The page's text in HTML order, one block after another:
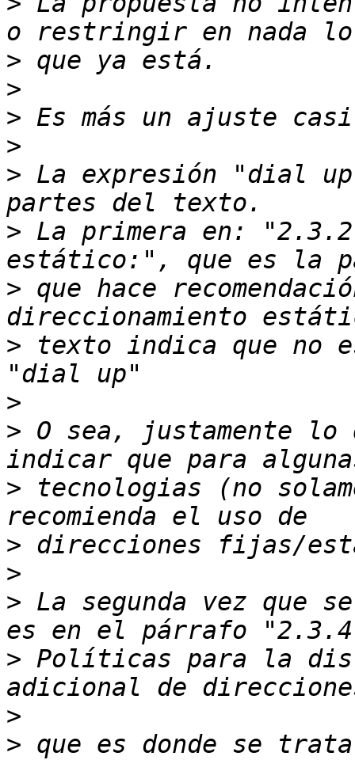
>
>
>
>
> La expresión "dial
> La primera en:
> que hace
> texto indica que no
>
> O sea, justamente lo
> tecnologias (no
>
>
> La segunda vez que
> Políticas para la
>
> que es donde se